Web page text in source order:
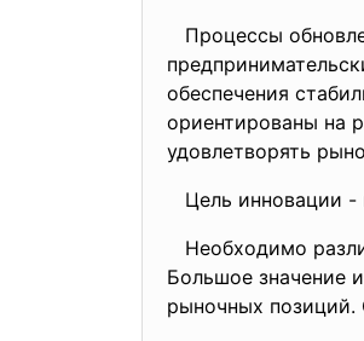
Процессы
обеспечения
ориентированы на
удовлетворять
Цель инновации -
Необходимо
Большое значение
рыночных позиций.